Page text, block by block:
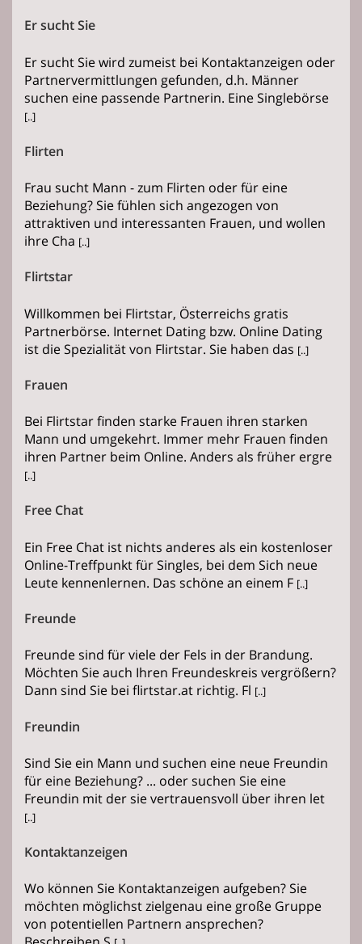
Er sucht Sie
Er sucht Sie wird zumeist bei Kontaktanzeigen oder
Partnervermittlungen gefunden, d.h. Männer
suchen eine passende Partnerin. Eine Singlebörse
[..]
Flirten
Frau sucht Mann - zum Flirten oder für eine
Beziehung? Sie fühlen sich angezogen von
attraktiven und interessanten Frauen, und wollen
ihre Cha [..]
Flirtstar
Willkommen bei Flirtstar, Österreichs gratis
Partnerbörse. Internet Dating bzw. Online Dating
ist die Spezialität von Flirtstar. Sie haben das [..]
Frauen
Bei Flirtstar finden starke Frauen ihren starken
Mann und umgekehrt. Immer mehr Frauen finden
ihren Partner beim Online. Anders als früher ergre
[..]
Free Chat
Ein Free Chat ist nichts anderes als ein kostenloser
Online-Treffpunkt für Singles, bei dem Sich neue
Leute kennenlernen. Das schöne an einem F [..]
Freunde
Freunde sind für viele der Fels in der Brandung.
Möchten Sie auch Ihren Freundeskreis vergrößern?
Dann sind Sie bei flirtstar.at richtig. Fl [..]
Freundin
Sind Sie ein Mann und suchen eine neue Freundin
für eine Beziehung? ... oder suchen Sie eine
Freundin mit der sie vertrauensvoll über ihren let
[..]
Kontaktanzeigen
Wo können Sie Kontaktanzeigen aufgeben? Sie
möchten möglichst zielgenau eine große Gruppe
von potentiellen Partnern ansprechen?